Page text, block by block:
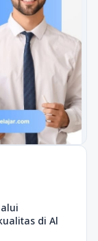
di Al